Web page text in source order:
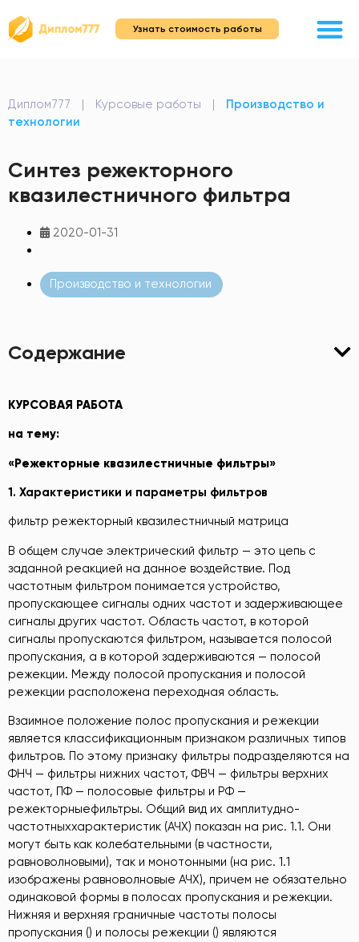
Узнать стоимость работы
Диплом777 | Курсовые работы |
Производство и
технологии
Синтез режекторного
квазилестничного фильтра
2020-01-31
Производство и технологии
Содержание
КУРСОВАЯ РАБОТА
на тему:
«Режекторные квазилестничные фильтры»
1. Характеристики и параметры фильтров
фильтр режекторный квазилестничный матрица
В общем случае электрический фильтр — это цепь с
заданной реакцией на данное воздействие. Под
частотным фильтром понимается устройство,
пропускающее сигналы одних частот и задерживающее
сигналы других частот. Область частот, в которой
сигналы пропускаются фильтром, называется полосой
пропускания, а в которой задерживаются — полосой
режекции. Между полосой пропускания и полосой
режекции расположена переходная область.
Взаимное положение полос пропускания и режекции
является классификационным признаком различных типов
фильтров. По этому признаку фильтры подразделяются на
ФНЧ — фильтры нижних частот, ФВЧ — фильтры верхних
частот, ПФ — полосовые фильтры и РФ —
режекторныефильтры. Общий вид их амплитудно-
частотныххарактеристик (АЧХ) показан на рис. 1.1. Они
могут быть как колебательными (в частности,
равноволновыми), так и монотонными (на рис. 1.1
изображены равноволновые АЧХ), причем не обязательно
одинаковой формы в полосах пропускания и режекции.
Нижняя и верхняя граничные частоты полосы
пропускания () и полосы режекции () являются